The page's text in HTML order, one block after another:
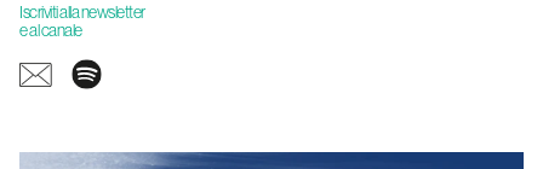
Iscriviti alla newsletter
e al canale